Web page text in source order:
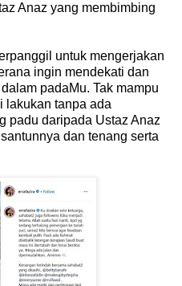
Anaz yang membimbing
untuk mengerjakan
ingin mendekati dan
padaMu. Tak mampu
lakukan tanpa ada
padu daripada Ustaz Anaz
dan tenang serta